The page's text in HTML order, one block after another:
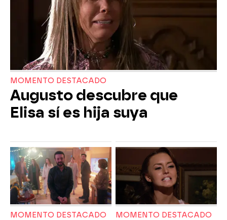
MOMENTO DESTACADO
Augusto descubre que
Elisa sí es hija suya
MOMENTO DESTACADO MOMENTO DESTACADO